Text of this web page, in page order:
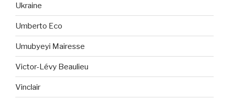
Ukraine
Umberto Eco
Umubyeyi Mairesse
Victor-Lévy Beaulieu
Vinclair